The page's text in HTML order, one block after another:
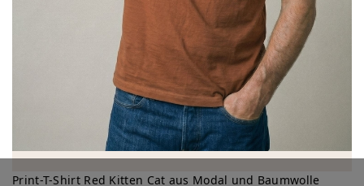
Print-T-Shirt Red Kitten Cat aus Modal und Baumwolle